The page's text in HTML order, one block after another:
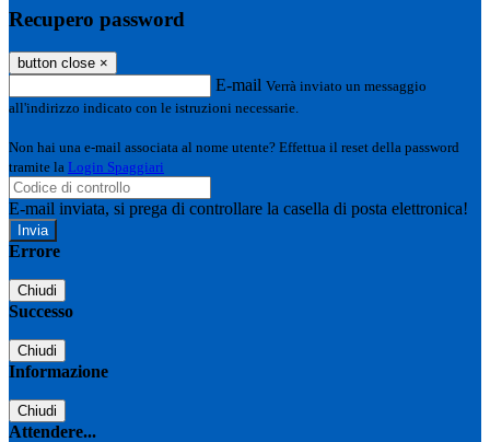
Recupero password
button close ×
E-mail Verrà inviato un messaggio
all'indirizzo indicato con le istruzioni necessarie.
Non hai una e-mail associata al nome utente? Effettua il reset della password
tramite la Login Spaggiari
E-mail inviata, si prega di controllare la casella di posta elettronica!
Errore
Chiudi
Successo
Chiudi
Informazione
Chiudi
Attendere...